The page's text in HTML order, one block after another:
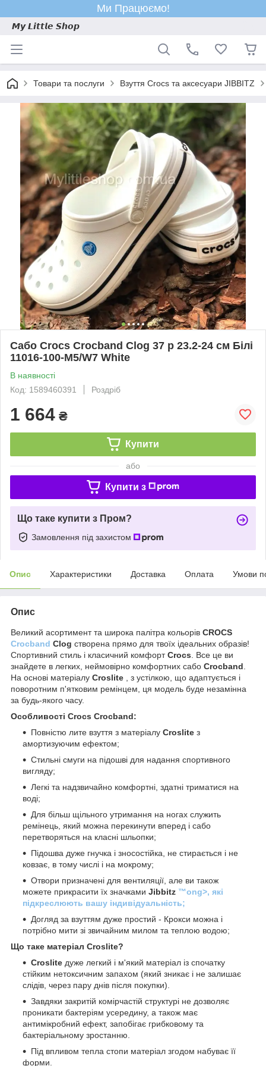
Ми Працюємо!
𝙈𝙮 𝙇𝙞𝙩𝙩𝙡𝙚 𝙎𝙝𝙤𝙥
Товари та послуги Взуття Crocs та аксесуари JIBBITZ
Сабо Crocs Crocband Clog 37 р 23.2-24 см Білі
11016-100-M5/W7 White
В наявності
Код: 1589460391
Роздріб
1 664 ₴
Купити
або
Купити з
Що таке купити з Пром?
Замовлення під захистом
Опис Характеристики Доставка Оплата Умови
Опис
Великий асортимент та широка палітра кольорів CROCS
Crocband Clog створена прямо для твоїх ідеальних образів!
Спортивний стиль і класичний комфортCrocs . Все це ви
знайдете в легких, неймовірно комфортних сабо Crocband
На основі матеріалу Croslite , з устілкою, що адаптується і
поворотним п'ятковим ремінцем, ця модель буде незамінна
за будь-якого часу.
Особливості Crocs Crocband:
Повністю лите взуття з матеріалу Croslite з
амортизуючим ефектом;
Стильні смуги на підошві для надання спортивного
вигляду;
Легкі та надзвичайно комфортні, здатні триматися на
воді;
Для більш щільного утримання на ногах служить
ремінець, який можна перекинути вперед і сабо
перетворяться на класні шльопки;
Підошва дуже гнучка і зносостійка, не стирається і не
ковзає, в тому числі і на мокрому;
Отвори призначені для вентиляції, але ви також
можете прикрасити їх значками Jibbitz ™ong>, які
підкреслюють вашу індивідуальність;
Догляд за взуттям дуже простий - Крокси можна і
потрібно мити зі звичайним милом та теплою водою;
Що таке матеріал Croslite?
Croslite дуже легкий і м'який матеріал із спочатку
стійким нетоксичним запахом (який зникає і не залишає
слідів, через пару днів після покупки).
Завдяки закритій комірчастій структурі не дозволяє
проникати бактеріям усередину, а також має
антимікробний ефект, запобігає грибковому та
бактеріальному зростанню.
Під впливом тепла стопи матеріал згодом набуває її
форми.